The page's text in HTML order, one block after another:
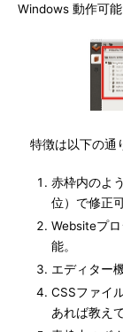
Windows 動作可能
特徴は以下の通
赤枠内のよ
位）で修正可
Websiteプ
能。
エディター
CSSファイ
あれば教え